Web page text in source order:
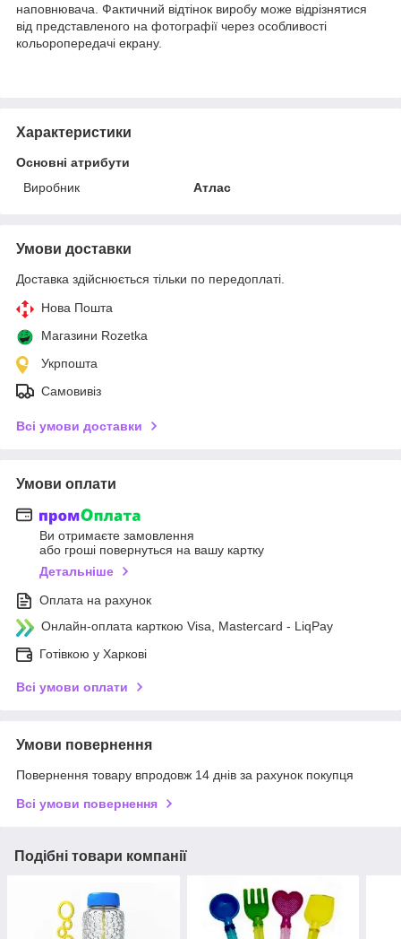
наповнювача. Фактичний відтінок виробу може відрізнятися
від представленого на фотографії через особливості
кольоропередачі екрану.
Характеристики
Основні атрибути
Виробник
Атлас
Умови доставки
Доставка здійснюється тільки по передоплаті.
Нова Пошта
Магазини Rozetka
Укрпошта
Самовивіз
Всі умови доставки
Умови оплати
Ви отримаєте замовлення
або гроші повернуться на вашу картку
Детальніше
Оплата на рахунок
Онлайн-оплата карткою Visa, Mastercard - LiqPay
Готівкою у Харкові
Всі умови оплати
Умови повернення
Повернення товару впродовж 14 днів за рахунок покупця
Всі умови повернення
Подібні товари компанії